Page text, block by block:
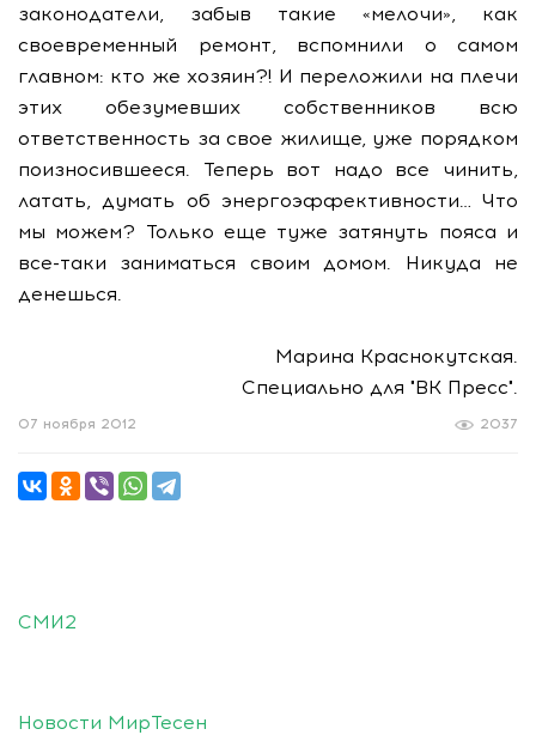
законодатели, забыв такие «мелочи», как
своевременный ремонт, вспомнили о самом
главном: кто же хозяин?! И переложили на плечи
этих обезумевших собственников всю
ответственность за свое жилище, уже порядком
поизносившееся. Теперь вот надо все чинить,
латать, думать об энергоэффективности… Что
мы можем? Только еще туже затянуть пояса и
все-таки заниматься своим домом. Никуда не
денешься.
Марина Краснокутская.
Специально для "ВК Пресс".
2037
07 ноября 2012
СМИ2
Новости МирТесен